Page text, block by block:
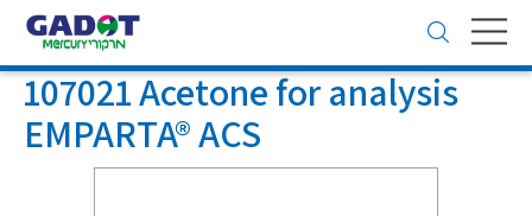
Toggle
navigation
107021 Acetone for analysis
EMPARTA® ACS